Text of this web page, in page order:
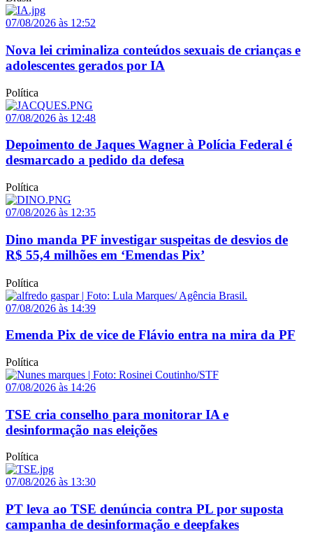
07/08/2026 às 12:52
Nova lei criminaliza conteúdos sexuais de crianças e
adolescentes gerados por IA
Política
07/08/2026 às 12:48
Depoimento de Jaques Wagner à Polícia Federal é
desmarcado a pedido da defesa
Política
07/08/2026 às 12:35
Dino manda PF investigar suspeitas de desvios de
R$ 55,4 milhões em ‘Emendas Pix’
Política
07/08/2026 às 14:39
Emenda Pix de vice de Flávio entra na mira da PF
Política
07/08/2026 às 14:26
TSE cria conselho para monitorar IA e
desinformação nas eleições
Política
07/08/2026 às 13:30
PT leva ao TSE denúncia contra PL por suposta
campanha de desinformação e deepfakes